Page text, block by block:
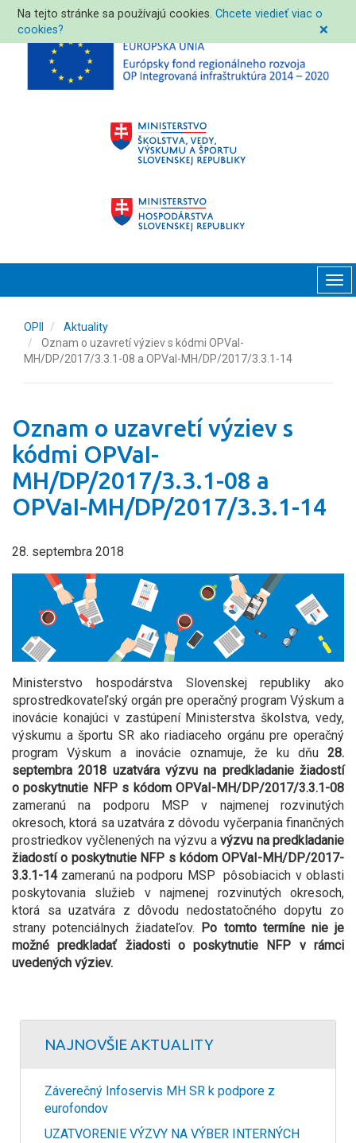
Na tejto stránke sa používajú cookies.Chcete viedieť viac o
cookies?
❌
OPII
Aktuality
Oznam o uzavretí výziev s kódmi OPVaI-
MH/DP/2017/3.3.1-08 a OPVaI-MH/DP/2017/3.3.1-14
Oznam o uzavretí výziev s
kódmi OPVaI-
MH/DP/2017/3.3.1-08 a
OPVaI-MH/DP/2017/3.3.1-14
28. septembra 2018
Ministerstvo hospodárstva Slovenskej republiky ako
sprostredkovateľský orgán pre operačný program Výskum a
inovácie konajúci v zastúpení Ministerstva školstva, vedy,
výskumu a športu SR ako riadiaceho orgánu pre operačný
program Výskum a inovácie oznamuje, že ku dňu 28.
septembra 2018 uzatvára výzvu na predkladanie žiadostí
o poskytnutie NFP s kódom OPVaI-MH/DP/2017/3.3.1-08
zameranú na podporu MSP v najmenej rozvinutých
okresoch, ktorá sa uzatvára z dôvodu vyčerpania finančných
prostriedkov vyčlenených na výzvu avýzvu na predkladanie
žiadostí o poskytnutie NFP s kódom OPVaI-MH/DP/2017-
3.3.1-14zameranú na podporu MSP pôsobiacich v oblasti
poskytovania služieb v najmenej rozvinutých okresoch,
ktorá sa uzatvára z dôvodu nedostatočného dopytu zo
strany potenciálnych žiadateľov.
Po tomto termíne nie je
možné predkladať žiadosti o poskytnutie NFP v rámci
uvedených výziev.
NAJNOVŠIE AKTUALITY
Záverečný Infoservis MH SR k podpore z
eurofondov
UZATVORENIE VÝZVY NA VÝBER INTERNÝCH